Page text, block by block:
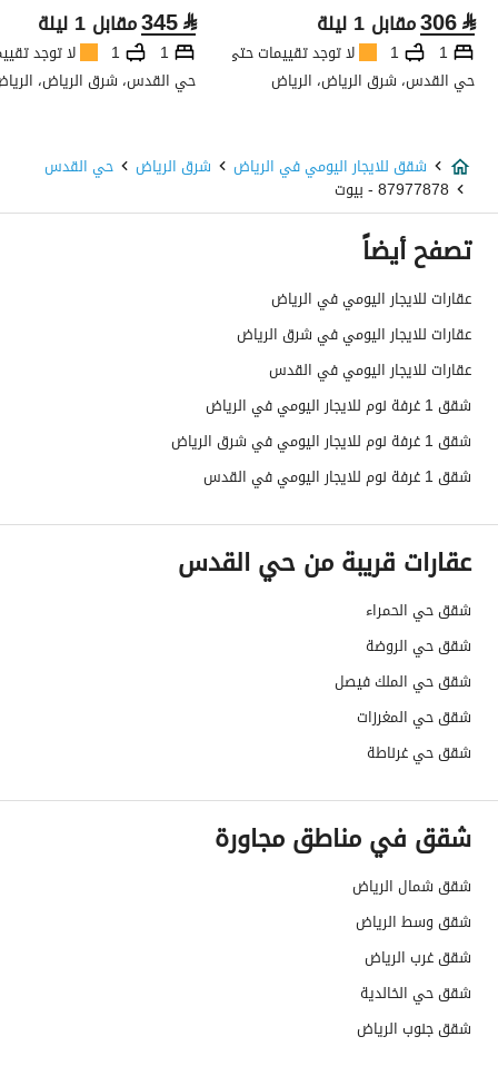
⃁
306مقابل 1 ليلة
1
1
لا توجد تقييمات حتى الآن
حي القدس، شرق الرياض، الرياض
⃁
345مقابل 1 ليلة
1
1
لا توجد
حي القدس، شرق الرياض،
شقق للايجار اليومي في الرياض شرق الرياض حي القدس
87977878 - بيوت
تصفح أيضاً
عقارات للايجار اليومي في الرياض
عقارات للايجار اليومي في شرق الرياض
عقارات للايجار اليومي في القدس
شقق 1 غرفة نوم للايجار اليومي في الرياض
شقق 1 غرفة نوم للايجار اليومي في شرق الرياض
شقق 1 غرفة نوم للايجار اليومي في القدس
عقارات قريبة من حي القدس
شقق حي الحمراء
شقق حي الروضة
شقق حي الملك فيصل
شقق حي المغرزات
شقق حي غرناطة
شقق في مناطق مجاورة
شقق شمال الرياض
شقق وسط الرياض
شقق غرب الرياض
شقق حي الخالدية
شقق جنوب الرياض